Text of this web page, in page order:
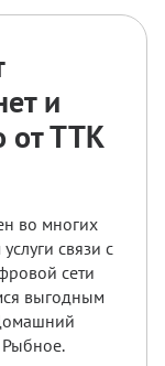
и
от ТТК
во многих
связи с
сети
выгодным
Рыбное.